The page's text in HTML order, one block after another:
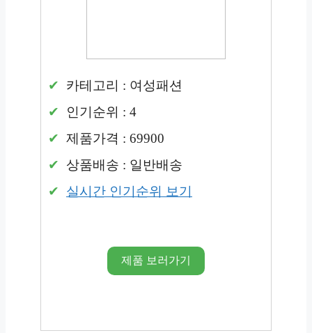
카테고리 : 여성패션
인기순위 : 4
제품가격 : 69900
상품배송 : 일반배송
실시간 인기순위 보기
제품 보러가기